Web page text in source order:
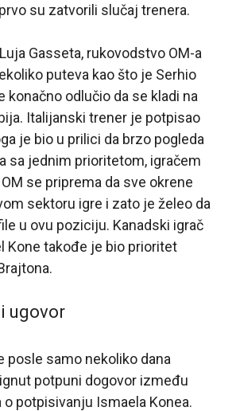
su zatvorili slučaj trenera.
Gasseta, rukovodstvo OM-a
puteva kao što je Serhio
konačno odlučio da se kladi na
Italijanski trener je potpisao
je bio u prilici da brzo pogleda
sa jednim prioritetom, igračem
se priprema da sve okrene
sektoru igre i zato je želeo da
u ovu poziciju. Kanadski igrač
Kone takođe je bio prioritet
ugovor
posle samo nekoliko dana
potpuni dogovor između
o potpisivanju Ismaela Konea.